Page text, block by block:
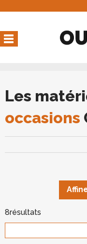
Les
occasions
8résultats
Vous
en cours
Vous n'avez